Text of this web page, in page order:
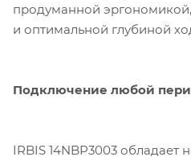
продуманной
и оптимальной глубиной
Подключение любой
IRBIS 14NBP3003